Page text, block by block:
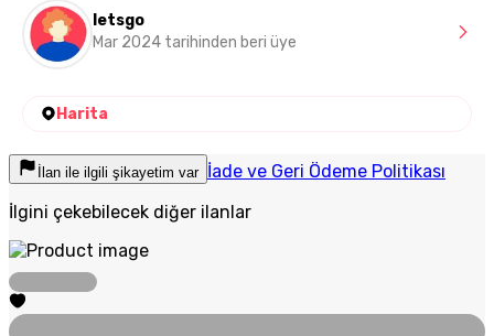
letsgo
Mar 2024 tarihinden beri üye
Harita
İlan ile ilgili şikayetim var İade ve Geri Ödeme Politikası
İlgini çekebilecek diğer ilanlar